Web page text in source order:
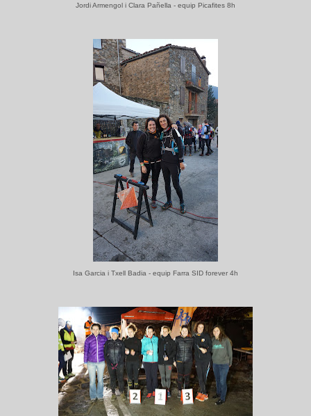
Jordi Armengol i Clara Pañella - equip Picafites 8h
Isa Garcia i Txell Badia - equip Farra SID forever 4h